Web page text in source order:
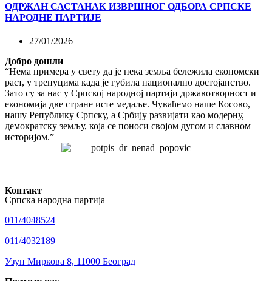
ОДРЖАН САСТАНАК ИЗВРШНОГ ОДБОРА СРПСКЕ
НАРОДНЕ ПАРТИЈЕ
27/01/2026
Добро дошли
“Нема примера у свету да је нека земља бележила економски
раст, у тренуцима када је губила национално достојанство.
Зато су за нас у Српској народној партији државотворност и
економија две стране исте медаље. Чуваћемо наше Косово,
нашу Републику Српску, а Србију развијати као модерну,
демократску земљу, која се поноси својом дугом и славном
историјом.”
Контакт
Српска народна партија
011/4048524
011/4032189
Узун Миркова 8, 11000 Београд